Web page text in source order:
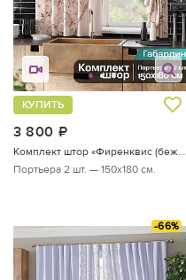
3 800
КУПИТЬ
Комплект штор «Фиренквис (бежево-персиковый)»
Портьера 2 шт. — 150х180 см.
-66%